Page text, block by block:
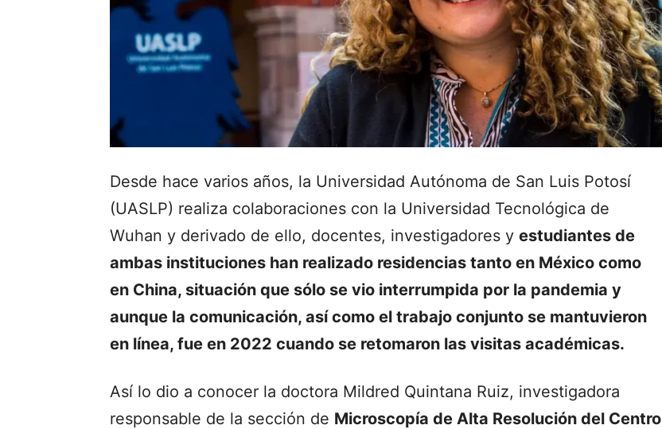
Desde hace varios años, la Universidad Autónoma de San Luis Potosí
(UASLP) realiza colaboraciones con la Universidad Tecnológica de
Wuhan y derivado de ello, docentes, investigadores y estudiantes de
ambas instituciones han realizado residencias tanto en México como
en China, situación que sólo se vio interrumpida por la pandemia y
aunque la comunicación, así como el trabajo conjunto se mantuvieron
en línea, fue en 2022 cuando se retomaron las visitas académicas.
Así lo dio a conocer la doctora Mildred Quintana Ruiz, investigadora
responsable de la sección de Microscopía de Alta Resolución del Centro